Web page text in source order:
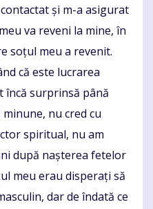
și m-a asigurat
va reveni la mine, în
soțul meu a revenit.
că este lucrarea
încă surprinsă până
nu cred cu
spiritual, nu am
după nașterea fetelor
meu erau disperați să
dar de îndată ce